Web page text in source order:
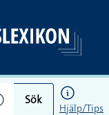
Sök
Hjälp/Tips